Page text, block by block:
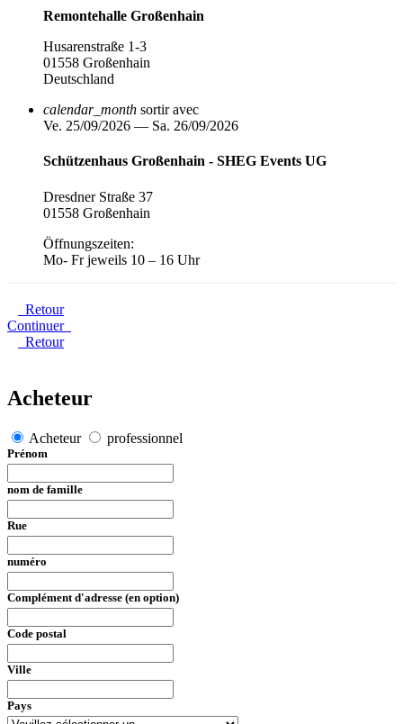
Remontehalle Großenhain
Husarenstraße 1-3
01558 Großenhain
Deutschland
calendar_month sortir avec
Ve. 25/09/2026 — Sa. 26/09/2026
Schützenhaus Großenhain - SHEG Events UG
Dresdner Straße 37
01558 Großenhain
Öffnungszeiten:
Mo- Fr jeweils 10 – 16 Uhr
Retour
Continuer
Retour
Acheteur
Acheteur professionnel
Prénom
nom de famille
Rue
numéro
Complément d'adresse (en option)
Code postal
Ville
Pays